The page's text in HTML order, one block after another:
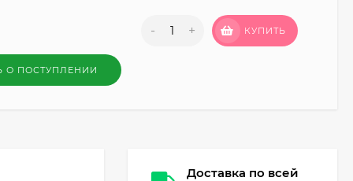
- + КУПИТЬ
О ПОСТУПЛЕНИИ
Доставка по всей